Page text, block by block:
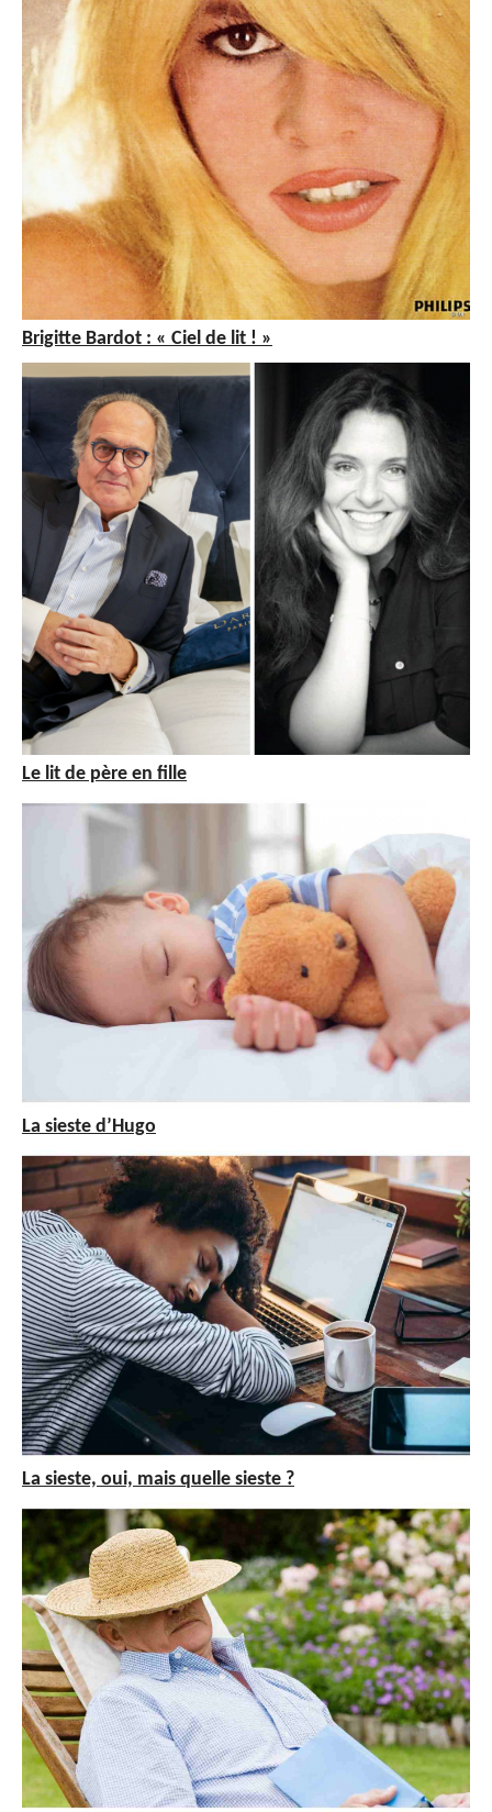
Brigitte Bardot : « Ciel de lit ! »
Le lit de père en fille
La sieste d’Hugo
La sieste, oui, mais quelle sieste ?